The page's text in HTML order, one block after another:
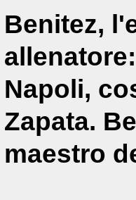
Benitez,
Napoli,
Zapata.
maestro